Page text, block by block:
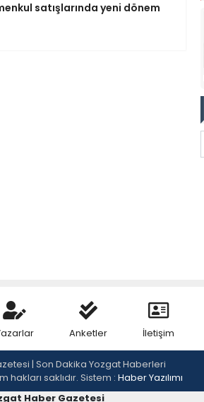
satışlarında yeni dönem
Anketler İletişim
| Son Dakika Yozgat Haberleri
hakları saklıdır. Sistem : Haber Yazılımı
Haber Gazetesi